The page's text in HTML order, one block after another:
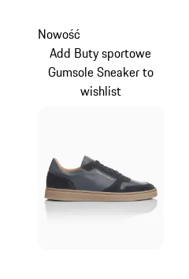
Nowość
Add Buty sportowe
Gumsole Sneaker to
wishlist